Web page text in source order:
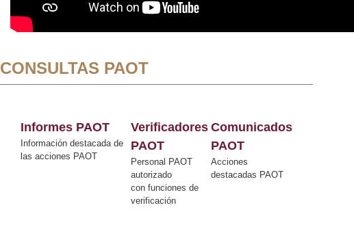
CONSULTAS PAOT
Informes PAOT
Información destacada de
las acciones PAOT
Verificadores
PAOT
Personal PAOT
autorizado
con funciones de
verificación
Comunicados
PAOT
Acciones
destacadas PAOT